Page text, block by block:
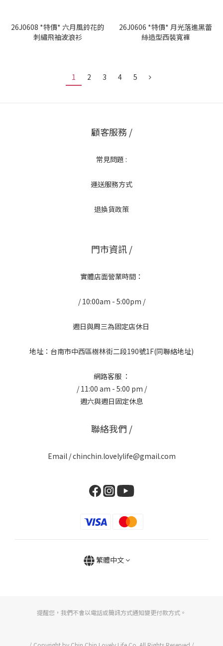
26J0608 *特價* 六月風鈴花的
刺繡飛袖波浪衫
26J0606 *特價* 月光落進黑蕾
絲造型西裝寬褲
1 2 3 4 5
顧客服務 /
常見問題 :
運送服務方式
退換貨政策
門市資訊 /
實體店面營業時間：
/ 10:00am - 5:00pm /
週日與周三為固定店休日
地址：台南市中西區樹林街二段190號1F(同聯絡地址)
網路客服 ：
/ 11:00 am - 5:00 pm /
週六與週日固定休息
聯絡我們 /
Email / chinchin.lovelylife@gmail.com
繁體中文
提醒您，我們不會以電話或簡訊方式通知變更付款方式。